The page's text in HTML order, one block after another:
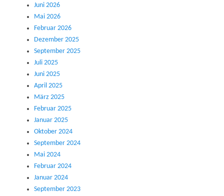
Juni 2026
Mai 2026
Februar 2026
Dezember 2025
September 2025
Juli 2025
Juni 2025
April 2025
März 2025
Februar 2025
Januar 2025
Oktober 2024
September 2024
Mai 2024
Februar 2024
Januar 2024
September 2023